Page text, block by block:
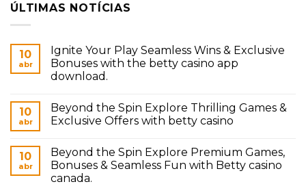
ÚLTIMAS NOTÍCIAS
10
abr
Ignite Your Play Seamless Wins & Exclusive
Bonuses with the betty casino app
download.
10
abr
Beyond the Spin Explore Thrilling Games &
Exclusive Offers with betty casino
10
abr
Beyond the Spin Explore Premium Games,
Bonuses & Seamless Fun with Betty casino
canada.